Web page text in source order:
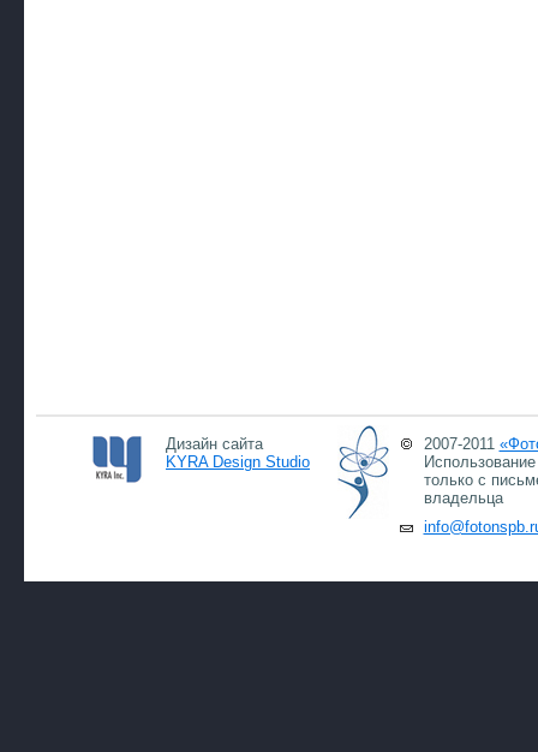
Дизайн сайта
KYRA Design Studio
2007-2011
только с
владельца